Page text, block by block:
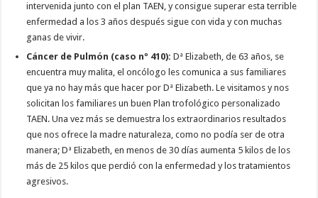
intervenida junto con el plan TAEN, y consigue superar esta terrible
enfermedad a los 3 años después sigue con vida y con muchas
ganas de vivir.
Cáncer de Pulmón (caso nº 410):Dª Elizabeth, de 63 años, se
encuentra muy malita, el oncólogo les comunica a sus familiares
que ya no hay más que hacer por Dª Elizabeth. Le visitamos y nos
solicitan los familiares un buen Plan trofológico personalizado
TAEN. Una vez más se demuestra los extraordinarios resultados
que nos ofrece la madre naturaleza, como no podía ser de otra
manera; Dª Elizabeth, en menos de 30 días aumenta 5 kilos de los
más de 25 kilos que perdió con la enfermedad y los tratamientos
agresivos.